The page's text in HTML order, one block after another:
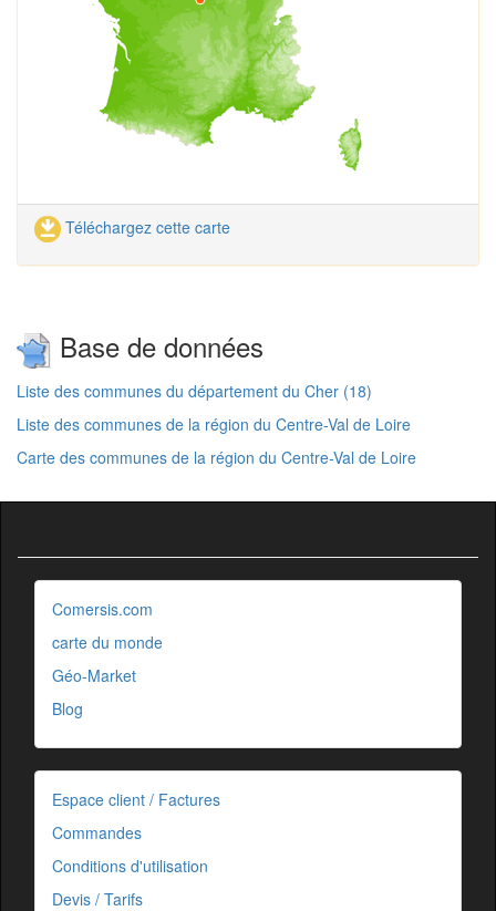
Téléchargez cette carte
Base de données
Liste des communes du département du Cher (18)
Liste des communes de la région du Centre-Val de Loire
Carte des communes de la région du Centre-Val de Loire
Comersis.com
carte du monde
Géo-Market
Blog
Espace client / Factures
Commandes
Conditions d'utilisation
Devis / Tarifs